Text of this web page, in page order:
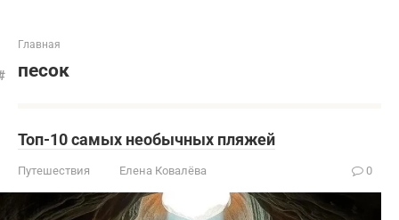
Главная
песок
Топ-10 самых необычных пляжей
Путешествия Елена Ковалёва 0